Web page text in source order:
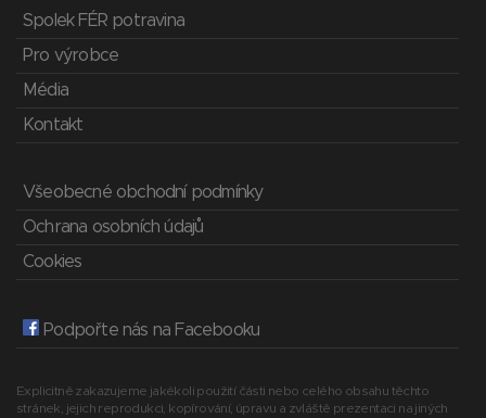
Spolek FÉR potravina
Pro výrobce
Média
Kontakt
Všeobecné obchodní podmínky
Ochrana osobních údajů
Cookies
Podpořte nás na Facebooku
Explicitně zakazujeme jakékoli použití části nebo celého obsahu těchto
stránek, jejich reprodukci, kopírování, úpravu a zvláště prezentaci na jiných